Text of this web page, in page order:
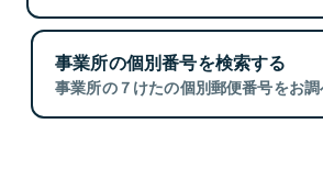
事業所の個別番号を検索する
事業所の７けたの個別郵便番号をお調